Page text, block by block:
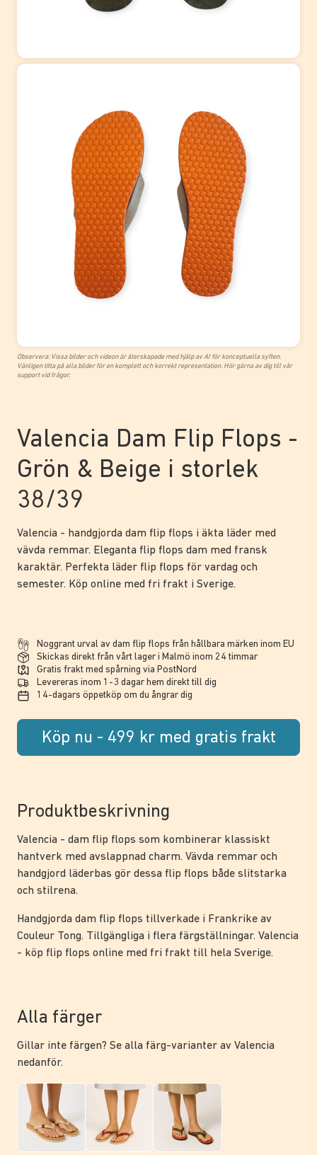
Observera: Vissa bilder och videon är återskapade med hjälp av AI för konceptuella syften.
Vänligen titta på alla bilder för en komplett och korrekt representation. Hör gärna av dig till vår
support vid frågor.
Valencia Dam Flip Flops -
Grön & Beige i storlek
38/39
Valencia - handgjorda dam flip flops i äkta läder med
vävda remmar. Eleganta flip flops dam med fransk
karaktär. Perfekta läder flip flops för vardag och
semester. Köp online med fri frakt i Sverige.
Noggrant urval av dam flip flops från hållbara märken inom EU
Skickas direkt från vårt lager i Malmö inom 24 timmar
Gratis frakt med spårning via PostNord
Levereras inom 1-3 dagar hem direkt till dig
14-dagars öppetköp om du ångrar dig
Köp nu - 499 kr med gratis frakt
Produktbeskrivning
Valencia - dam flip flops som kombinerar klassiskt
hantverk med avslappnad charm. Vävda remmar och
handgjord läderbas gör dessa flip flops både slitstarka
och stilrena.
Handgjorda dam flip flops tillverkade i Frankrike av
Couleur Tong. Tillgängliga i flera färgställningar. Valencia
- köp flip flops online med fri frakt till hela Sverige.
Alla färger
Gillar inte färgen? Se alla färg-varianter av Valencia
nedanför.